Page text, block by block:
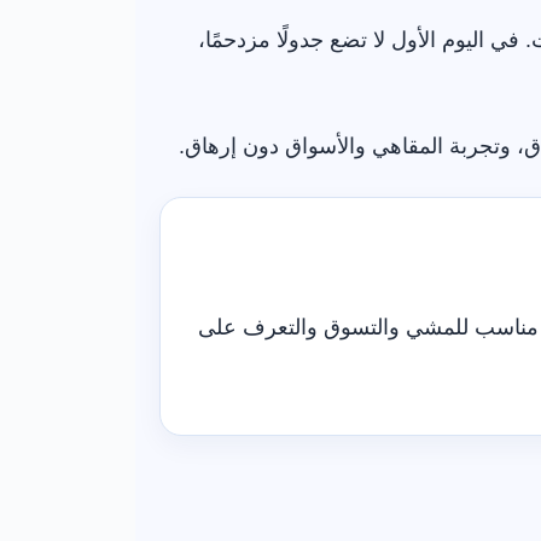
في اليوم الأول لا تضع جدولًا مزدحمًا،
وتجربة المقاهي والأسواق دون إرهاق.
للمشي والتسوق والتعرف على